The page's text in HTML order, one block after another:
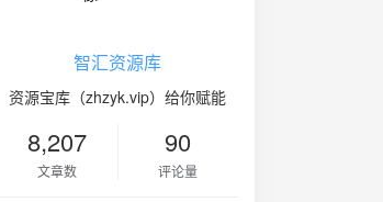
智汇资源库
资源宝库（zhzyk.vip）给你赋能
8,207
文章数
90
评论量